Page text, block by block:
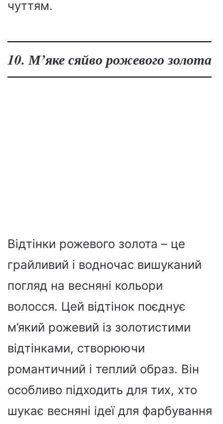
чуттям.
10. М’яке сяйво рожевого золота
Відтінки рожевого золота – це
грайливий і водночас вишуканий
погляд на весняні кольори
волосся. Цей відтінок поєднує
м’який рожевий із золотистими
відтінками, створюючи
романтичний і теплий образ. Він
особливо підходить для тих, хто
шукає весняні ідеї для фарбування